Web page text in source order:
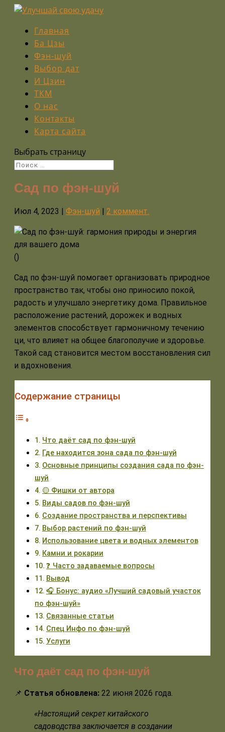
Главная
Ба Цзы
Фэн-шуй
Выбор дат
И Цзин
ТКМ
О нас
Контакты
Карта сайта
Выбрать страницу
Сад по фэн-шуй
Июл 4, 2023 Фэн-шуй 2 коммент.
()
Сад по фэн-шуй помогает организовать природное
пространство так, чтобы оно приносило покой,
радость и улучшало энергетику дома. Правильное
расположение растений, дорожек и водных
элементов способствует гармоничному течению
ци, что влияет на общее благополучие и здоровье.
Такой сад становится местом восстановления сил
и вдохновения.
Содержание страницы
Что даёт сад по фэн-шуй
Где находится зона сада по фэн-шуй
Основные принципы создания сада по фэн-
шуй
🟡 Фишки от автора
Виды садов по фэн-шуй
Создание пространства и перспективы
Выбор растений по фэн-шуй
Использование цвета и водных элементов
Камни и рокарии
❓ Часто задаваемые вопросы
Вывод
🎧 Бонус: аудио «Лучший садовый участок
по фэн-шуй»
Связанные статьи
Спец Инфо по фэн-шуй
Услуги
Что даёт сад по фэн-шуй
📌 Статья обновлена: 22 июня 2026 года.
«Настоящий секрет китайского
садоводства заключается в создании